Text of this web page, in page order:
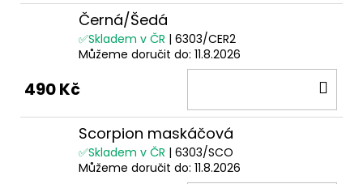
Černá/Šedá
✅Skladem v ČR | 6303/CER2
Můžeme doručit do: 11.8.2026
490 Kč
Scorpion maskáčová
✅Skladem v ČR | 6303/SCO
Můžeme doručit do: 11.8.2026